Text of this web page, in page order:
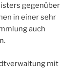
gegenüber
in einer sehr
auch
mit